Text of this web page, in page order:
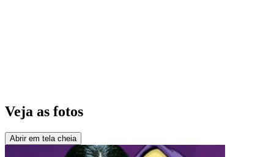
Veja as fotos
Abrir em tela cheia